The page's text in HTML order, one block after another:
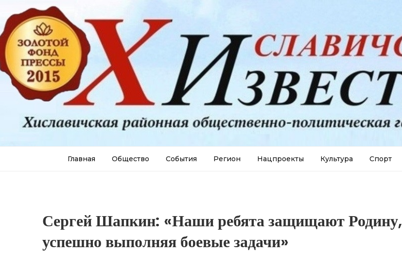
Главная Общество События Регион Нацпроекты Культура Спорт
Сергей Шапкин: «Наши ребята защищают Родину,
успешно выполняя боевые задачи»